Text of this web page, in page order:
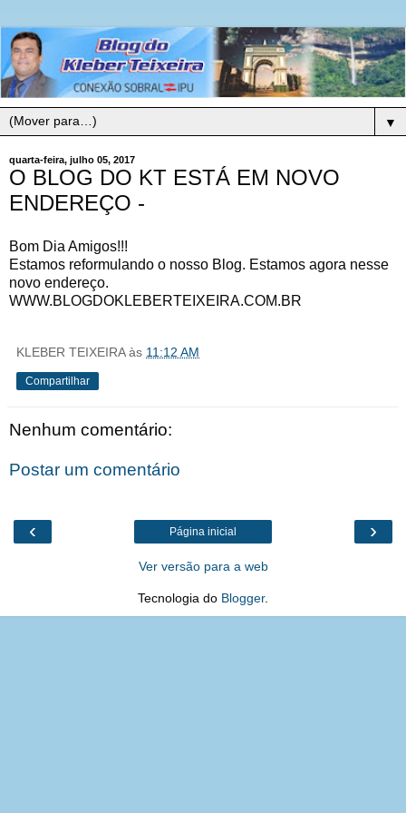
▼
quarta-feira, julho 05, 2017
O BLOG DO KT ESTÁ EM NOVO
ENDEREÇO -
Bom Dia Amigos!!!
Estamos reformulando o nosso Blog. Estamos agora nesse
novo endereço.
WWW.BLOGDOKLEBERTEIXEIRA.COM.BR
KLEBER TEIXEIRA às 11:12 AM
Compartilhar
Nenhum comentário:
Postar um comentário
‹ ›
Página inicial
Ver versão para a web
Tecnologia do Blogger.